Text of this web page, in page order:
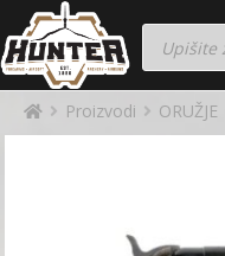
Proizvodi ORUŽJE